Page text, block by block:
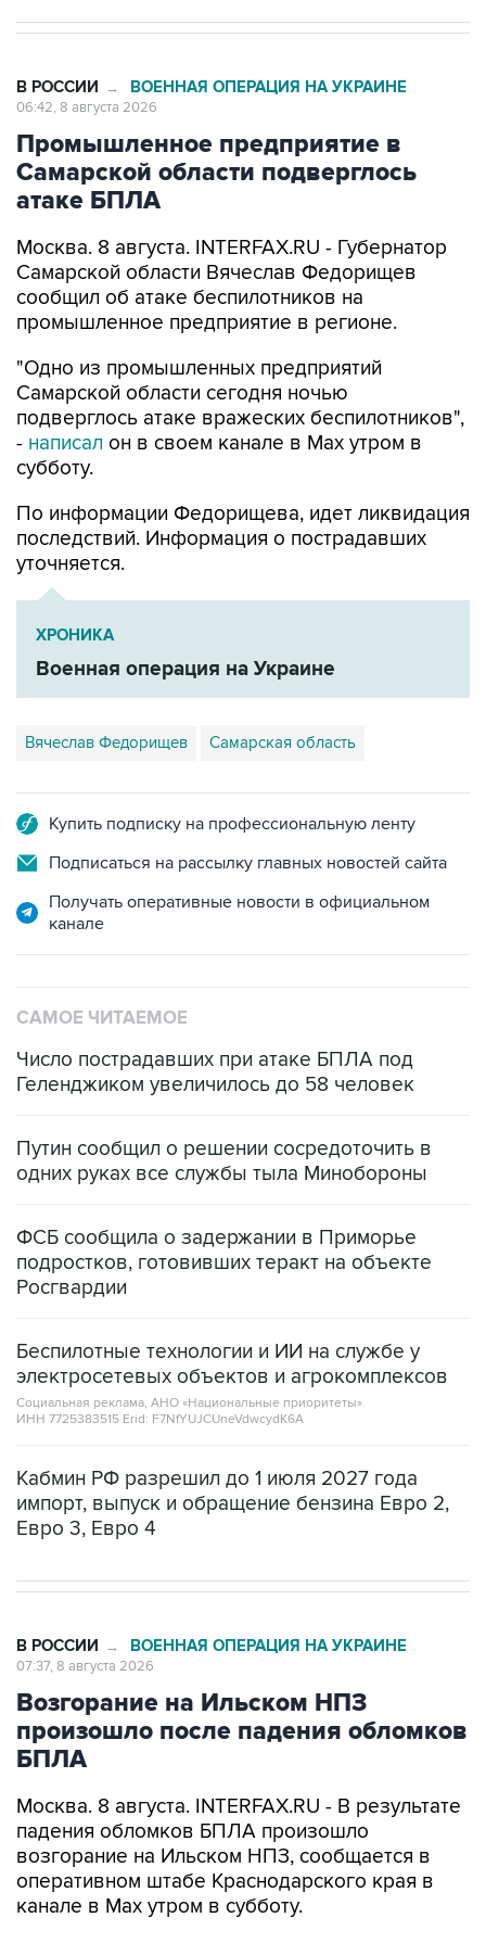
В РОССИИ → ВОЕННАЯ ОПЕРАЦИЯ НА УКРАИНЕ
06:42, 8 августа 2026
Промышленное предприятие в
Самарской области подверглось
атаке БПЛА
Москва. 8 августа. INTERFAX.RU - Губернатор
Самарской области Вячеслав Федорищев
сообщил об атаке беспилотников на
промышленное предприятие в регионе.
"Одно из промышленных предприятий
Самарской области сегодня ночью
подверглось атаке вражеских беспилотников",
- написал он в своем канале в Max утром в
субботу.
По информации Федорищева, идет ликвидация
последствий. Информация о пострадавших
уточняется.
ХРОНИКА
Военная операция на Украине
Вячеслав Федорищев Самарская область
Купить подписку на профессиональную ленту
Подписаться на рассылку главных новостей сайта
Получать оперативные новости в официальном
канале
САМОЕ ЧИТАЕМОЕ
Число пострадавших при атаке БПЛА под
Геленджиком увеличилось до 58 человек
Путин сообщил о решении сосредоточить в
одних руках все службы тыла Минобороны
ФСБ сообщила о задержании в Приморье
подростков, готовивших теракт на объекте
Росгвардии
Беспилотные технологии и ИИ на службе у
электросетевых объектов и агрокомплексов
Социальная реклама, АНО «Национальные приоритеты».
ИНН 7725383515 Erid: F7NfYUJCUneVdwcydK6A
Кабмин РФ разрешил до 1 июля 2027 года
импорт, выпуск и обращение бензина Евро 2,
Евро 3, Евро 4
В РОССИИ → ВОЕННАЯ ОПЕРАЦИЯ НА УКРАИНЕ
07:37, 8 августа 2026
Возгорание на Ильском НПЗ
произошло после падения обломков
БПЛА
Москва. 8 августа. INTERFAX.RU - В результате
падения обломков БПЛА произошло
возгорание на Ильском НПЗ, сообщается в
оперативном штабе Краснодарского края в
канале в Max утром в субботу.